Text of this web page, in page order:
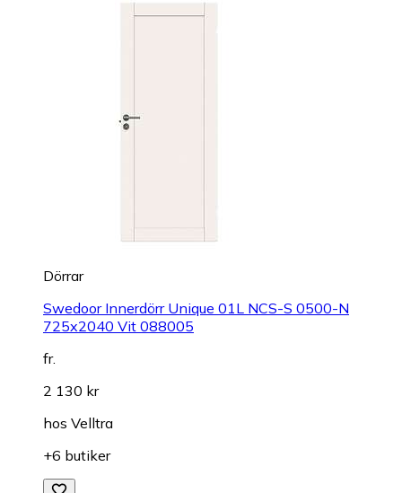
Dörrar
Swedoor Innerdörr Unique 01L NCS-S 0500-N
725x2040 Vit 088005
fr.
2 130 kr
hos Velltra
+6 butiker